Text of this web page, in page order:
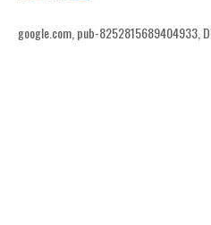
google.com, pub-8252815689404933,